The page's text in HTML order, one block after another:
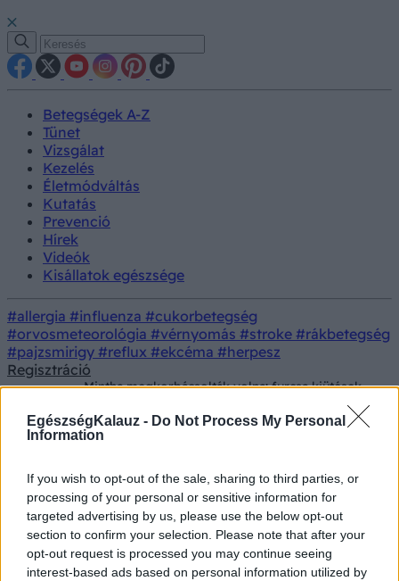
EgészségKalauz - Do Not Process My Personal
Information
If you wish to opt-out of the sale, sharing to third parties, or
processing of your personal or sensitive information for
targeted advertising by us, please use the below opt-out
section to confirm your selection. Please note that after your
opt-out request is processed you may continue seeing
interest-based ads based on personal information utilized by
Betegségek A-Z
Tünet
Vizsgálat
Kezelés
Életmódváltás
Kutatás
Prevenció
Hírek
Videók
Kisállatok egészsége
#allergia #influenza #cukorbetegség
#orvosmeteorológia #vérnyomás #stroke #rákbetegség
#pajzsmirigy #reflux #ekcéma #herpesz
Regisztráció
Mintha megkorbácsolták volna: furcsa kiütések
gombát evett
furcsa kiütések jelentek meg egy
nő hátán miután shiitake gombát
evett